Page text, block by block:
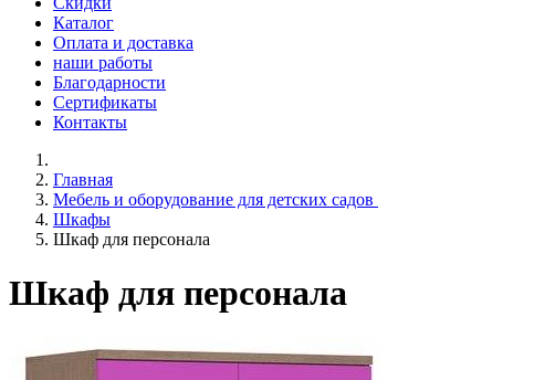
Каталог
Оплата и доставка
наши работы
Благодарности
Сертификаты
Контакты
Главная
Мебель и оборудование для детских садов
Шкафы
Шкаф для персонала
Шкаф для персонала